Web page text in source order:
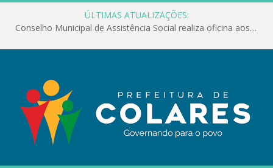
ÚLTIMAS ATUALIZAÇÕES:
Conselho Municipal de Assistência Social realiza oficina aos servidores